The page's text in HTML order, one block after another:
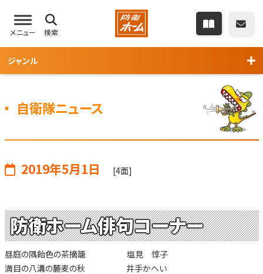
メニュー 検索
ジャンル
自衛隊ニュース
2019年5月1日 [4面]
防衛ホーム俳句コーナー
昼庭の隅飴色の茶摘籠 塩見 惇子
満目の八溝の麓麦の秋 井手かへい